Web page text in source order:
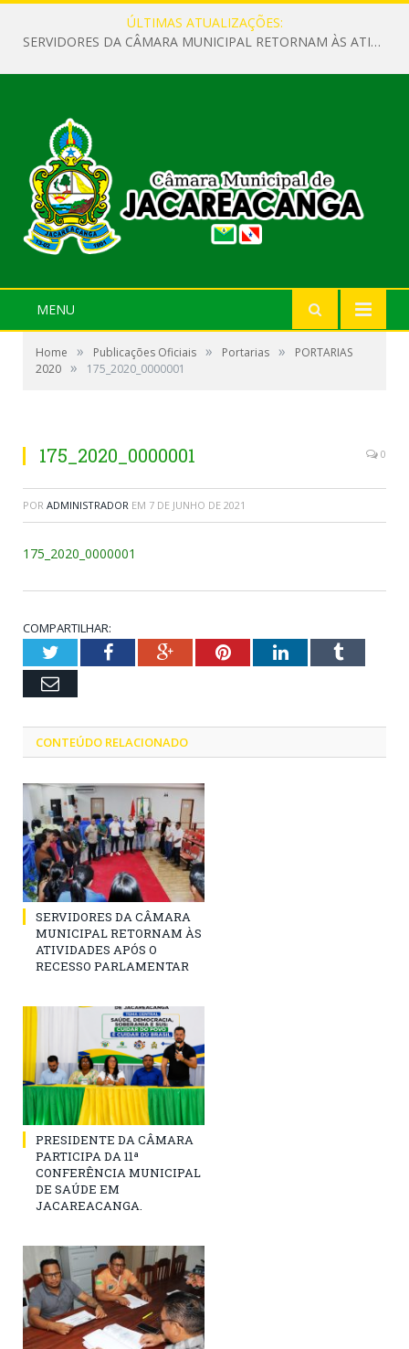
ÚLTIMAS ATUALIZAÇÕES:
SERVIDORES DA CÂMARA MUNICIPAL RETORNAM ÀS ATIVIDADES APÓS O RECESSO PARLAMENTAR
MENU
Home » Publicações Oficiais » Portarias »
PORTARIAS
2020 » 175_2020_0000001
175_2020_0000001 0
POR ADMINISTRADOR EM 7 DE JUNHO DE 2021
175_2020_0000001
COMPARTILHAR:
TwitterFacebookGoogle+PinterestLinkedInTumblr
Email
CONTEÚDO RELACIONADO
SERVIDORES DA CÂMARA
MUNICIPAL RETORNAM ÀS
ATIVIDADES APÓS O
RECESSO PARLAMENTAR
PRESIDENTE DA CÂMARA
PARTICIPA DA 11ª
CONFERÊNCIA MUNICIPAL
DE SAÚDE EM
JACAREACANGA.